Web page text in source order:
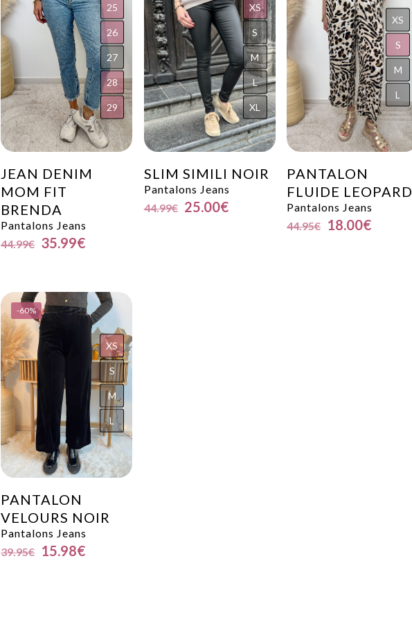
JEAN DENIM
MOM FIT
BRENDA
Pantalons Jeans
25
26
27
28
29
44.99€ 35.99€
SLIM SIMILI NOIR
Pantalons Jeans
XS
S
M
L
XL
44.99€ 25.00€
PANTALON
FLUIDE LEOPARD
Pantalons Jeans
XS
S
M
L
44.95€ 18.00€
-60%
PANTALON
VELOURS NOIR
Pantalons Jeans
XS
S
M
L
39.95€ 15.98€